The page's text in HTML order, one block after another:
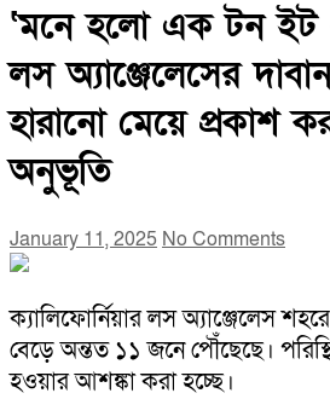
‘মনে হলো এক টন ইট
লস অ্যাঞ্জেলেসের
হারানো মেয়ে প্রকাশ
অনুভূতি
January 11, 2025 No Comments
ক্যালিফোর্নিয়ার লস অ্যাঞ্জেলেস
বেড়ে অন্তত ১১ জনে পৌঁছেছে।
হওয়ার আশঙ্কা করা হচ্ছে।